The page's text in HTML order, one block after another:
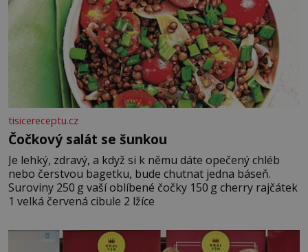
tisicereceptu.cz
Čočkový salát se šunkou
Je lehký, zdravý, a když si k němu dáte opečený chléb
nebo čerstvou bagetku, bude chutnat jedna báseň.
Suroviny 250 g vaší oblíbené čočky 150 g cherry rajčátek
1 velká červená cibule 2 lžíce